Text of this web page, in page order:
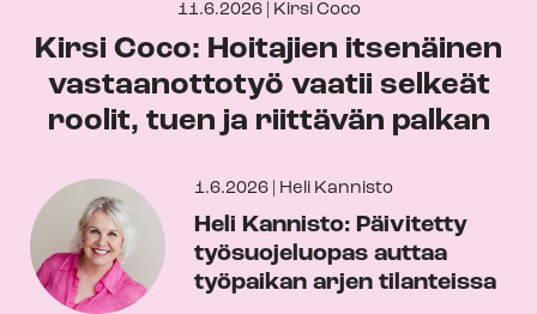
11.6.2026| Kirsi Coco
Kirsi Coco: Hoitajien itsenäinen
vastaanottotyö vaatii selkeät
roolit, tuen ja riittävän palkan
1.6.2026 Heli Kannisto
Heli Kannisto: Päivitetty
työsuojeluopas auttaa
työpaikan arjen tilanteissa